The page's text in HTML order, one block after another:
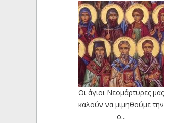
Οι άγιοι Νεομάρτυρες μας
καλούν να μιμηθούμε την
ο...